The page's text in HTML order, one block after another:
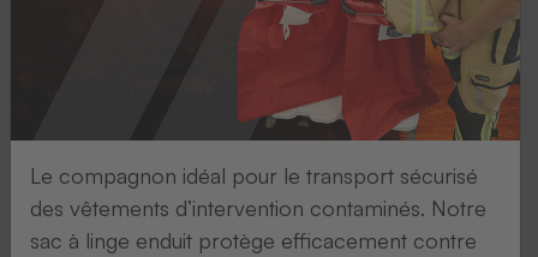
Le compagnon idéal pour le transport sécurisé
des vêtements d’intervention contaminés. Notre
sac à linge enduit protège efficacement contre